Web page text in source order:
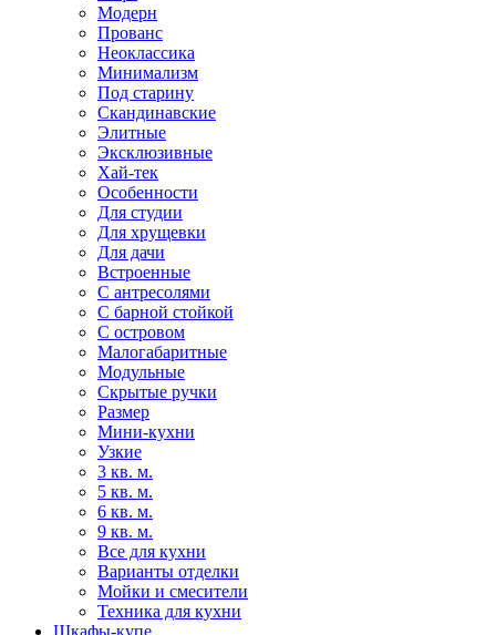
Модерн
Прованс
Неоклассика
Минимализм
Под старину
Скандинавские
Элитные
Эксклюзивные
Хай-тек
Особенности
Для студии
Для хрущевки
Для дачи
Встроенные
С антресолями
С барной стойкой
С островом
Малогабаритные
Модульные
Скрытые ручки
Размер
Мини-кухни
Узкие
3 кв. м.
5 кв. м.
6 кв. м.
9 кв. м.
Все для кухни
Варианты отделки
Мойки и смесители
Техника для кухни
Шкафы-купе